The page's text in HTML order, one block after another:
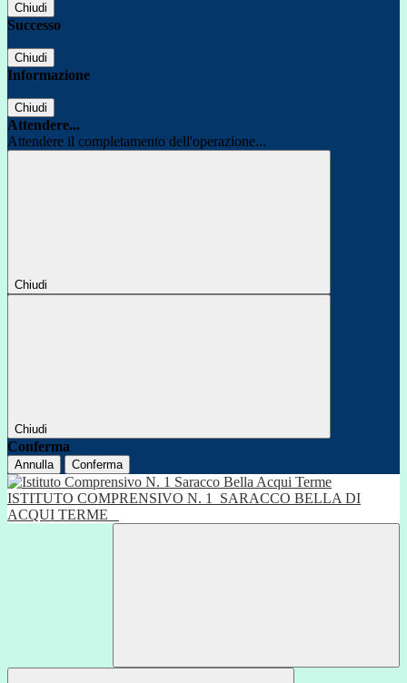
Chiudi
Successo
Chiudi
Informazione
Chiudi
Attendere...
Attendere il completamento dell'operazione...
Chiudi
Chiudi
Conferma
Annulla Conferma
ISTITUTO COMPRENSIVO N. 1
SARACCO BELLA DI
ACQUI TERME